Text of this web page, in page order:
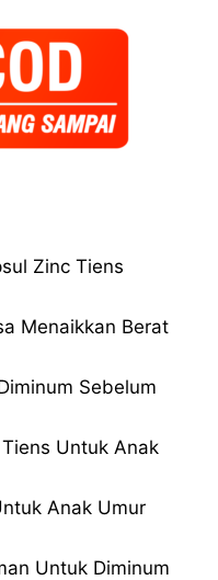
Zinc Tiens
Menaikkan Berat
Sebelum
Untuk Anak
Anak Umur
Untuk Diminum